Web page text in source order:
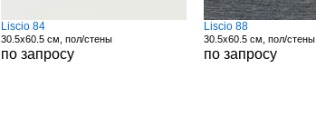
Liscio 84
30.5x60.5 см, пол/стены
по запросу
Liscio 88
30.5x60.5 см, пол/стены
по запросу